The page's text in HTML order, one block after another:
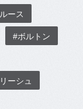
ース
#ボルトン
ーシュ